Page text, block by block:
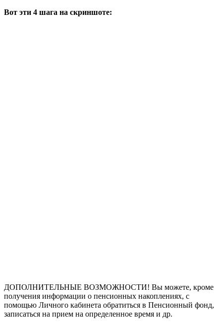
Вот эти 4 шага на скриншоте:
ДОПОЛНИТЕЛЬНЫЕ ВОЗМОЖНОСТИ! Вы можете, кроме
получения информации о пенсионных накоплениях, с
помощью Личного кабинета обратиться в Пенсионный фонд,
записаться на прием на определенное время и др.